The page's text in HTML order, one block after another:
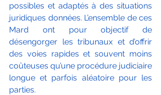
possibles et adaptés à des situations
juridiques données. L’ensemble de ces
Mard ont pour objectif de
désengorger les tribunaux et d’offrir
des voies rapides et souvent moins
coûteuses qu’une procédure judiciaire
longue et parfois aléatoire pour les
parties.